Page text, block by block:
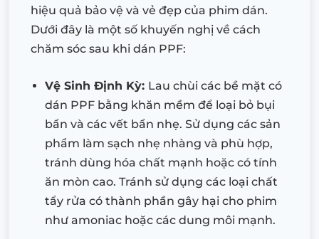
hiệu quả bảo vệ và vẻ đẹp của phim dán.
Dưới đây là một số khuyến nghị về cách
chăm sóc sau khi dán PPF:
Vệ Sinh Định Kỳ: Lau chùi các bề mặt có
dán PPF bằng khăn mềm để loại bỏ bụi
bẩn và các vết bẩn nhẹ. Sử dụng các sản
phẩm làm sạch nhẹ nhàng và phù hợp,
tránh dùng hóa chất mạnh hoặc có tính
ăn mòn cao. Tránh sử dụng các loại chất
tẩy rửa có thành phần gây hại cho phim
như amoniac hoặc các dung môi mạnh.